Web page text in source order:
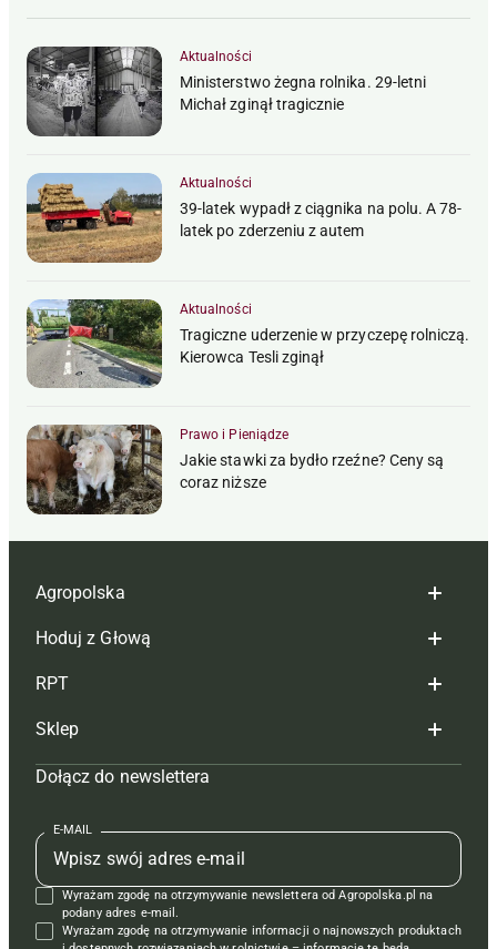
Aktualności
Ministerstwo żegna rolnika. 29-letni
Michał zginął tragicznie
Aktualności
39-latek wypadł z ciągnika na polu. A 78-
latek po zderzeniu z autem
Aktualności
Tragiczne uderzenie w przyczepę rolniczą.
Kierowca Tesli zginął
Prawo i Pieniądze
Jakie stawki za bydło rzeźne? Ceny są
coraz niższe
Agropolska
Redakcja
Reklama
Tagi
Mapa serwisu
Kontakt
Regulamin
Polityka prywatności
Hoduj z Głową
Hoduj z głową bydło
Hoduj z głową świnie
Prenumerata
Redakcja
Kontakt
Reklama
RPT
Redakcja
Prenumerata
Reklama
Kontakt
Krzyżówki
Sklep
Czasopisma i prenumerata
Książki
Regulamin
Dołącz do newslettera
E-MAIL
Wyrażam zgodę na otrzymywanie newslettera od Agropolska.pl na
podany adres e-mail.
Wyrażam zgodę na otrzymywanie informacji o najnowszych produktach